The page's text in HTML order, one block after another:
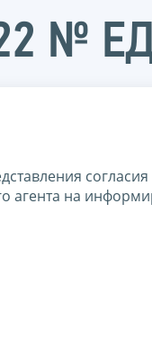
№
согласия
агента на